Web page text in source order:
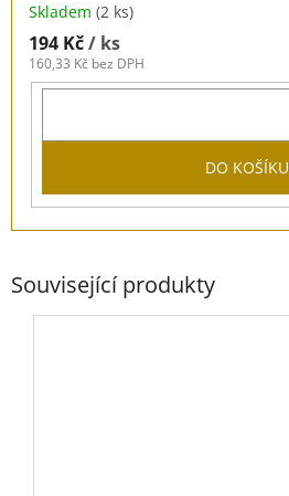
Skladem (2 ks)
194 Kč/ ks
160,33 Kč bez DPH
DO KOŠÍKU
Související produkty